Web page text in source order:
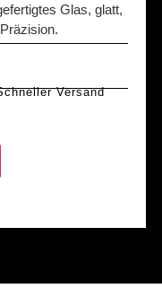
Glas, glatt,
Versand